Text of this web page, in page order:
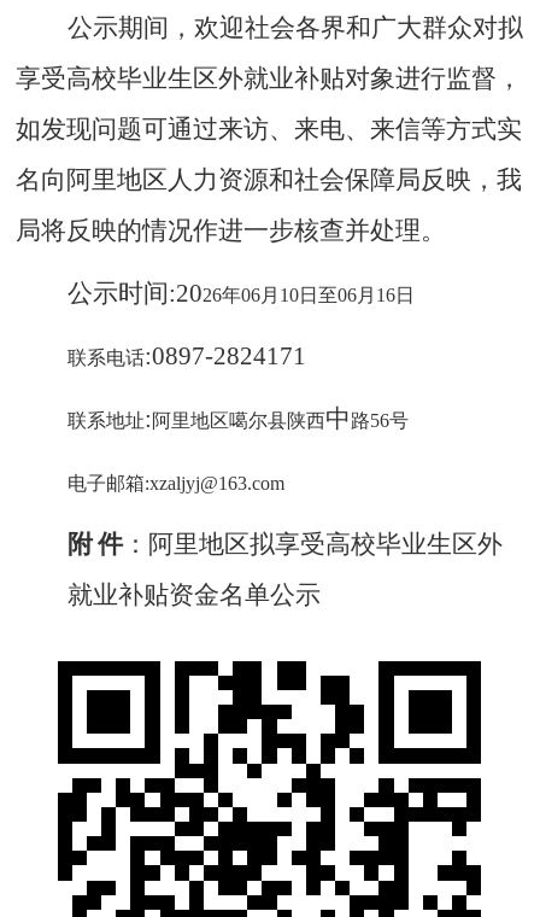
公示期间，欢迎社会各界和广大群众对拟
享受高校毕业生 区外就业补贴对象进行监督，
如发现问题可通过来访、来电、来信等方式实
名向阿里地区人力资源和社会保障局反映 ，我
局将反映的情况作进一步核查并处理。
公示时间:2026年06月 10日至06月 16日
联系电话:0897-2824171
联系地址: 阿里地区噶尔县陕西中路56号
电子邮箱:xzaljyj@163.com
附件： 阿里地区拟享受高校毕业生 区外
就业补贴资金名单公示